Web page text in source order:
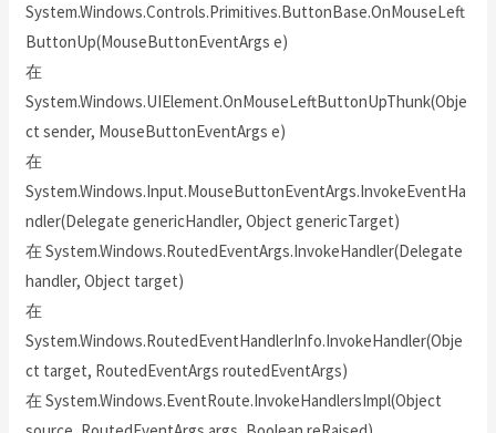
System.Windows.Controls.Primitives.ButtonBase.OnMouseLeft
ButtonUp(MouseButtonEventArgs e)
在
System.Windows.UIElement.OnMouseLeftButtonUpThunk(Obje
ct sender, MouseButtonEventArgs e)
在
System.Windows.Input.MouseButtonEventArgs.InvokeEventHa
ndler(Delegate genericHandler, Object genericTarget)
在 System.Windows.RoutedEventArgs.InvokeHandler(Delegate
handler, Object target)
在
System.Windows.RoutedEventHandlerInfo.InvokeHandler(Obje
ct target, RoutedEventArgs routedEventArgs)
在 System.Windows.EventRoute.InvokeHandlersImpl(Object